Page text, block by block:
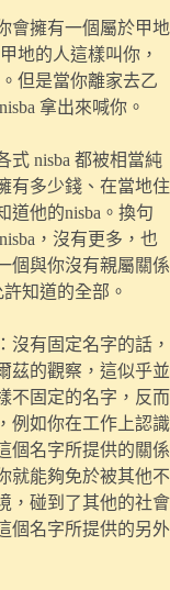
會擁有一個屬於甲地
地的人這樣叫你，
但是當你離家去乙
拿出來喊你。
式 nisba 都被相當純
有多少錢、在當地住
道他的nisba。換句
，沒有更多，也
個與你沒有親屬關係
知道的全部。
沒有固定名字的話，
茲的觀察，這似乎並
不固定的名字，反而
例如你在工作上認識
個名字所提供的關係
就能夠免於被其他不
，碰到了其他的社會
個名字所提供的另外